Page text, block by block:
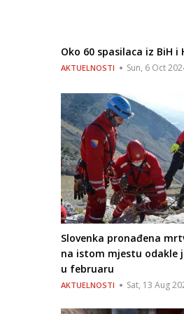
Oko 60 spasilaca iz BiH
AKTUELNOSTI Sun, 6 Oct
Slovenka pronađena
na istom mjestu odakle
u februaru
AKTUELNOSTI Sat, 13 Aug